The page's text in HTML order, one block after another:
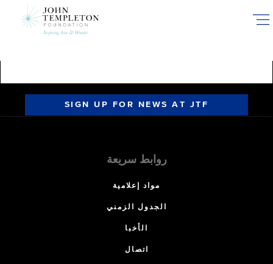
SIGN UP FOR NEWS AT JTF
روابط سريعة
مواد إعلامية
الجدول الزمني
الأخبا
اتصال